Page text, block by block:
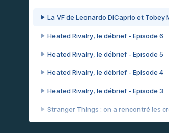
La VF de Leonardo DiCaprio et
Heated Rivalry, le débrief - Episode 6
Heated Rivalry, le débrief - Episode 5
Heated Rivalry, le débrief - Episode 4
Heated Rivalry, le débrief - Episode 3
Stranger Things : on a rencontré les